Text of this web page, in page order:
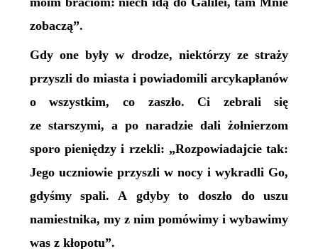
zobaczą”.
Gdy one były w drodze, niektórzy ze straży
przyszli do miasta i powiadomili arcykapłanów
o wszystkim, co zaszło. Ci zebrali się
ze starszymi, a po naradzie dali żołnierzom
sporo pieniędzy i rzekli: „Rozpowiadajcie tak:
Jego uczniowie przyszli w nocy i wykradli Go,
gdyśmy spali. A gdyby to doszło do uszu
namiestnika, my z nim pomówimy i wybawimy
was z kłopotu”.